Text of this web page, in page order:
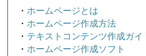
・ ホームページとは
・ ホームページ作成方法
・ テキストコンテンツ作成ガイ
・ ホームページ作成ソフト